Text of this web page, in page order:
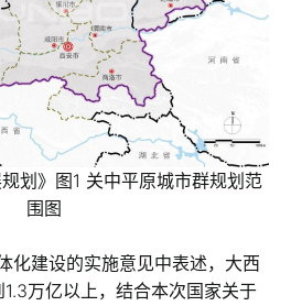
划》图1 关中平原城市群规划范
围图
化建设的实施意见中表述，大西
万亿以上，结合本次国家关于